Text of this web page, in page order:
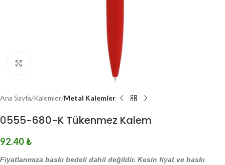
Ana Sayfa Kalemler Metal Kalemler
0555-680-K Tükenmez Kalem
92.40₺
Fiyatlarımıza baskı bedeli dahil değildir. Kesin fiyat ve baskı